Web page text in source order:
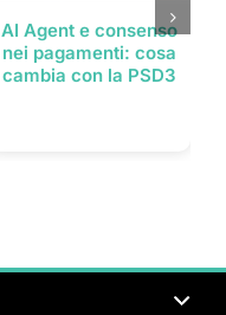
AI Agent e consenso
nei pagamenti: cosa
cambia con la PSD3